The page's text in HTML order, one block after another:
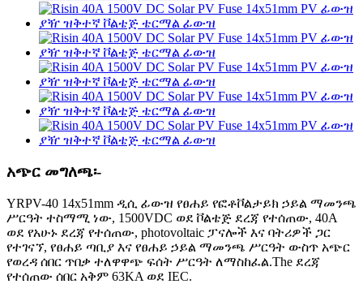
አጭር መግለጫ፡-
YRPV-40 14x51mm ዲሲ ፊውዝ የፀሐይ የፎቶቮልታይክ ኃይል ማመንጫ
ሥርዓት ተስማሚ ነው, 1500VDC ወደ ቮልቴጅ ደረጃ የተሰጠው, 40A
ወደ የአሁኑ ደረጃ የተሰጠው, photovoltaic ፓናሎች እና ባትሪዎች ጋር
የተገናኘ, የፀሐይ ጣቢያ እና የፀሐይ ኃይል ማመንጫ ሥርዓት ውስጥ አጭር
የወረዳ ሰበር ጥበቃ ተለዋዋጭ ፍሰት ሥርዓት ለማስከፈል.The ደረጃ
የተሰጠው ሰበር አቅም 63KA ወደ IEC.